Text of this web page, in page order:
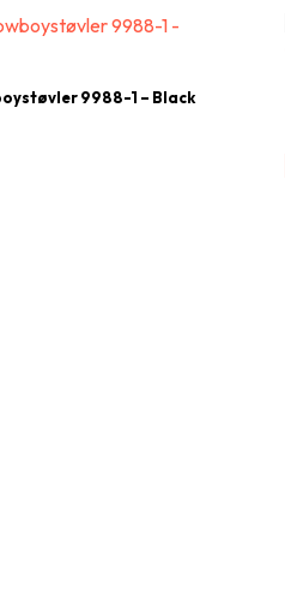
9988-1 – Black